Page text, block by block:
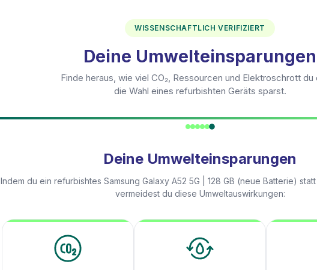
WISSENSCHAFTLICH VERIFIZIERT
Deine Umwelteinsparungen
Finde heraus, wie viel CO₂, Ressourcen und Elektroschrott du
die Wahl eines refurbishten Geräts sparst.
Deine Umwelteinsparungen
Indem du ein refurbishtes Samsung Galaxy A52 5G | 128 GB (neue Batterie)
vermeidest du diese Umweltauswirkungen: